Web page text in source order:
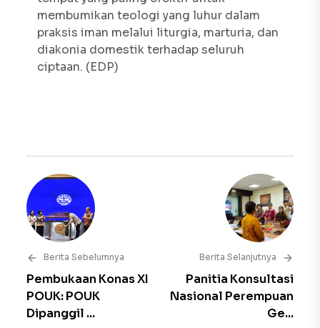
membumikan teologi yang luhur dalam
praksis iman melalui liturgia, marturia, dan
diakonia domestik terhadap seluruh
ciptaan. (EDP)
Berita Sebelumnya
Pembukaan Konas XI
POUK: POUK
Dipanggil ...
Berita Selanjutnya
Panitia Konsultasi
Nasional Perempuan
Ge...